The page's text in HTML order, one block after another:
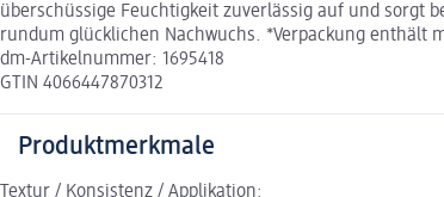
überschüssige Feuchtigkeit zuverlässig auf und sorgt
rundum glücklichen Nachwuchs. *Verpackung enthält
dm-Artikelnummer: 1695418
GTIN 4066447870312
Produktmerkmale
Textur / Konsistenz / Applikation: